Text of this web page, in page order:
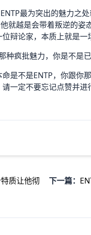
最为突出的魅力之
就越是会带着叛逆的
辩论家，本质上就是一
种疯批魅力，你是不是
是不是ENTP，你跟你
一定不要忘记点赞并
质让他彻
下一篇：